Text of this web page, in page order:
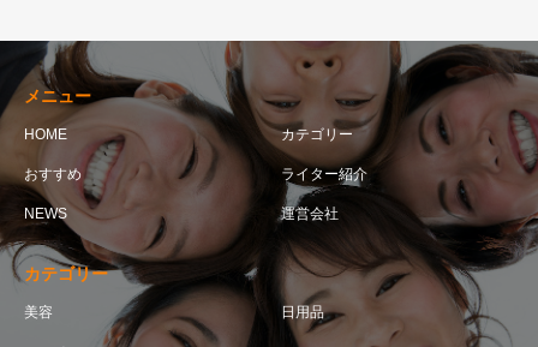
メニュー
HOME カテゴリー
おすすめ ライター紹介
NEWS 運営会社
カテゴリー
美容 日用品